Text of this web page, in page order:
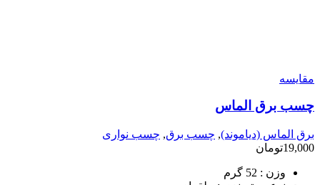
مقایسه
چسب برق الماس
برق الماس (دیاموند), چسب برق, چسب نواری
19,000تومان
وزن : 52 گرم